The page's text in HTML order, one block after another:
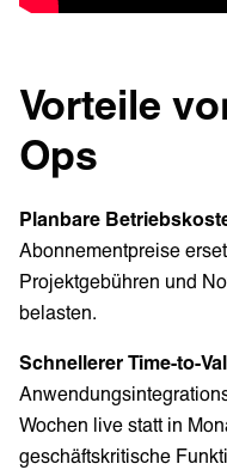
Vorteile
Ops
Planbare
Abonnementpreise
Projektgebühren und
belasten.
Schnellerer Time-to-
Wochen live statt in
geschäftskritische